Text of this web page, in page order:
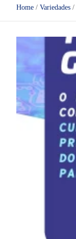
Home Variedades